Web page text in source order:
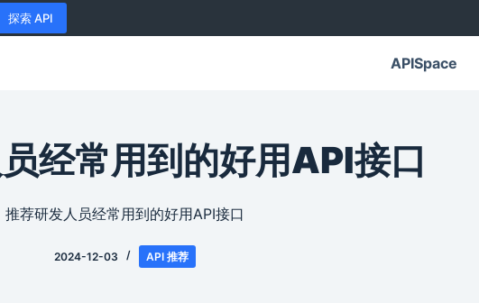
探索 API
APISpace
经常用到的好用API接口
推荐研发人员经常用到的好用API接口
2024-12-03 API 推荐